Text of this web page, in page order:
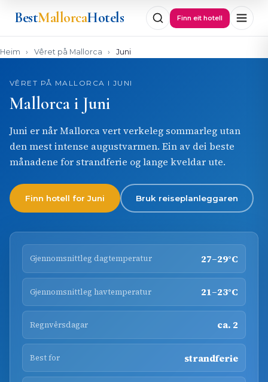
BestMallorcaHotels Finn eit hotell
Heim › Vêret på Mallorca › Juni
VÊRET PÅ MALLORCA I JUNI
Mallorca i Juni
Juni er når Mallorca vert verkeleg sommarleg utan
den mest intense augustvarmen. Ein av dei beste
månadene for strandferie og lange kveldar ute.
Finn hotell for Juni Bruk reiseplanleggaren
Gjennomsnittleg dagtemperatur 27–29°C
Gjennomsnittleg havtemperatur 21–23°C
Regnvêrsdagar ca. 2
Best for strandferie